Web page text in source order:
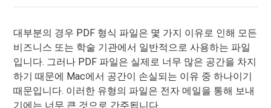
대부분의 경우 PDF 형식 파일은 몇 가지 이유로 인해 모든
비즈니스 또는 학술 기관에서 일반적으로 사용하는 파일
입니다. 그러나 PDF 파일은 실제로 너무 많은 공간을 차지
하기 때문에 Mac에서 공간이 손실되는 이유 중 하나이기
때문입니다. 이러한 유형의 파일은 전자 메일을 통해 보내
기에는 너무 큰 것으로 간주됩니다.